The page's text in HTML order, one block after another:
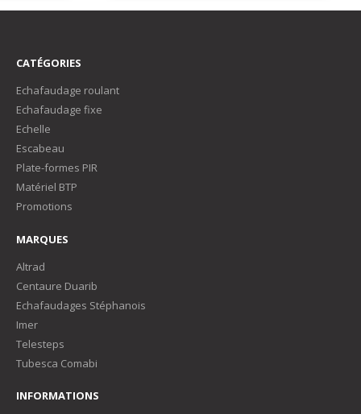
CATÉGORIES
Echafaudage roulant
Echafaudage fixe
Echelle
Escabeau
Plate-formes PIR
Matériel BTP
Promotions
MARQUES
Altrad
Centaure Duarib
Echafaudages Stéphanois
Imer
Telesteps
Tubesca Comabi
INFORMATIONS